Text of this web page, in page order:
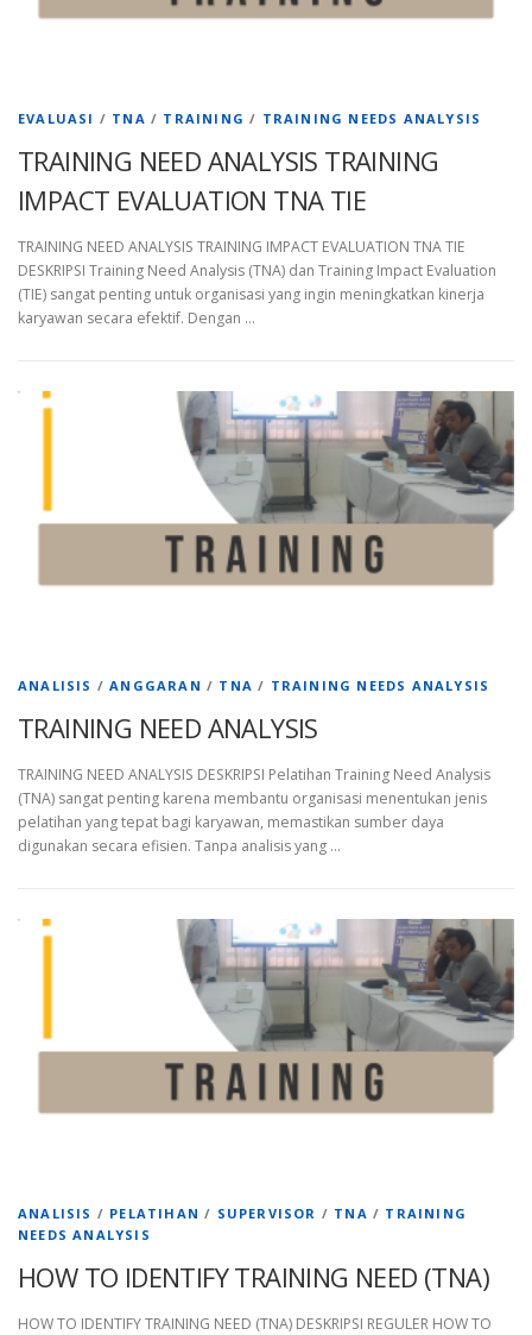
EVALUASI / TNA / TRAINING / TRAINING NEEDS ANALYSIS
TRAINING NEED ANALYSIS TRAINING
IMPACT EVALUATION TNA TIE
TRAINING NEED ANALYSIS TRAINING IMPACT EVALUATION TNA TIE
DESKRIPSI Training Need Analysis (TNA) dan Training Impact Evaluation
(TIE) sangat penting untuk organisasi yang ingin meningkatkan kinerja
karyawan secara efektif. Dengan …
ANALISIS /ANGGARAN / TNA / TRAINING NEEDS ANALYSIS
TRAINING NEED ANALYSIS
TRAINING NEED ANALYSIS DESKRIPSI Pelatihan Training Need Analysis
(TNA) sangat penting karena membantu organisasi menentukan jenis
pelatihan yang tepat bagi karyawan, memastikan sumber daya
digunakan secara efisien. Tanpa analisis yang …
ANALISIS / PELATIHAN / SUPERVISOR / TNA / TRAINING
NEEDS ANALYSIS
HOW TO IDENTIFY TRAINING NEED (TNA)
HOW TO IDENTIFY TRAINING NEED (TNA) DESKRIPSI REGULER HOW TO